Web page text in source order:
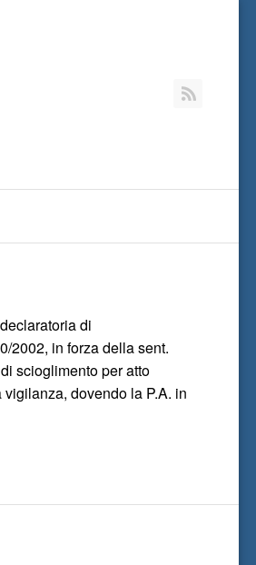
di
2002, in forza della sent.
scioglimento per atto
dovendo la P.A. in